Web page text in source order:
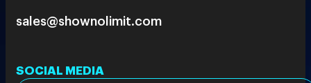
sales@shownolimit.com
SOCIAL MEDIA